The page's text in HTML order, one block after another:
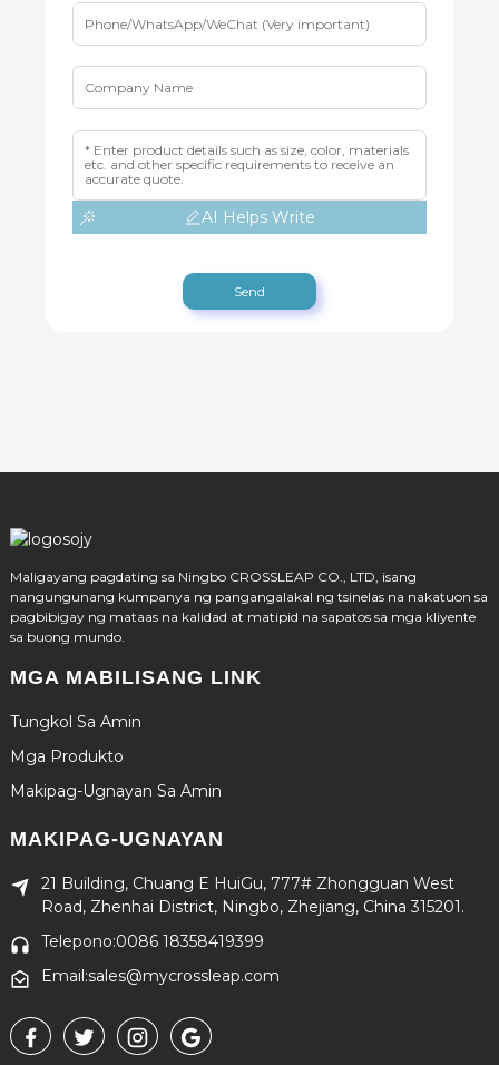
AI Helps Write
Send
Maligayang pagdating sa Ningbo CROSSLEAP CO., LTD, isang
nangungunang kumpanya ng pangangalakal ng tsinelas na nakatuon sa
pagbibigay ng mataas na kalidad at matipid na sapatos sa mga kliyente
sa buong mundo.
MGA MABILISANG LINK
Tungkol Sa Amin
Mga Produkto
Makipag-Ugnayan Sa Amin
MAKIPAG-UGNAYAN
21 Building, Chuang E HuiGu, 777# Zhongguan West
Road, Zhenhai District, Ningbo, Zhejiang, China 315201.
Telepono:0086 18358419399
Email:sales@mycrossleap.com